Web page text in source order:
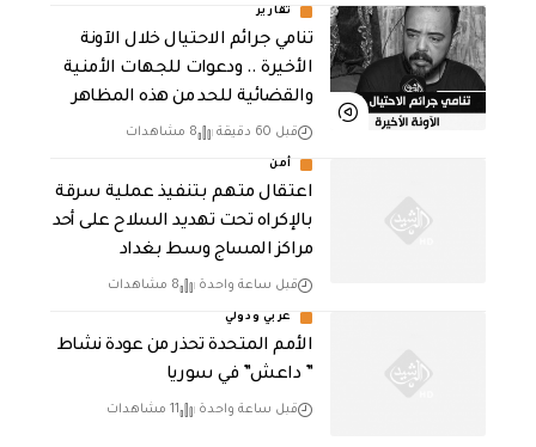
تقارير
تنامي جرائم الاحتيال خلال الآونة
الأخيرة .. ودعوات للجهات الأمنية
والقضائية للحد من هذه المظاهر
قبل 60 دقيقة 8 مشاهدات
أمن
اعتقال متهم بتنفيذ عملية سرقة
بالإكراه تحت تهديد السلاح على أحد
مراكز المساج وسط بغداد
قبل ساعة واحدة 8 مشاهدات
عربي ودولي
الأمم المتحدة تحذر من عودة نشاط
” داعش” في سوريا
قبل ساعة واحدة 11 مشاهدات